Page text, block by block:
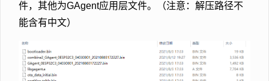
件，其他为GAgent应用层文件。（注意：解压路径不
能含有中文）